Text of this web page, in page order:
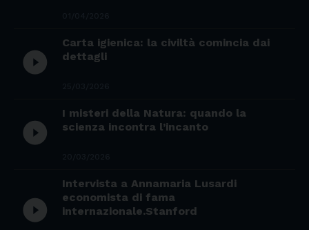
play_circle_filled
Carta igienica: la civiltà comincia dai
dettagli
play_circle_filled
I misteri della Natura: quando la
scienza incontra l’incanto
play_circle_filled
Intervista a Annamaria Lusardi
economista di fama
internazionale.Stanford